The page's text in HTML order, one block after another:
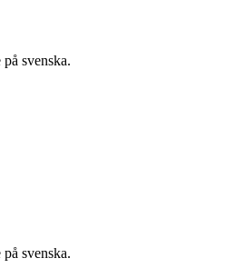
svenska.
svenska.